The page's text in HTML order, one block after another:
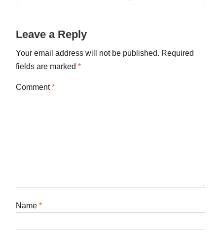
Leave a Reply
Your email address will not be published. Required
fields are marked *
Comment*
Name *